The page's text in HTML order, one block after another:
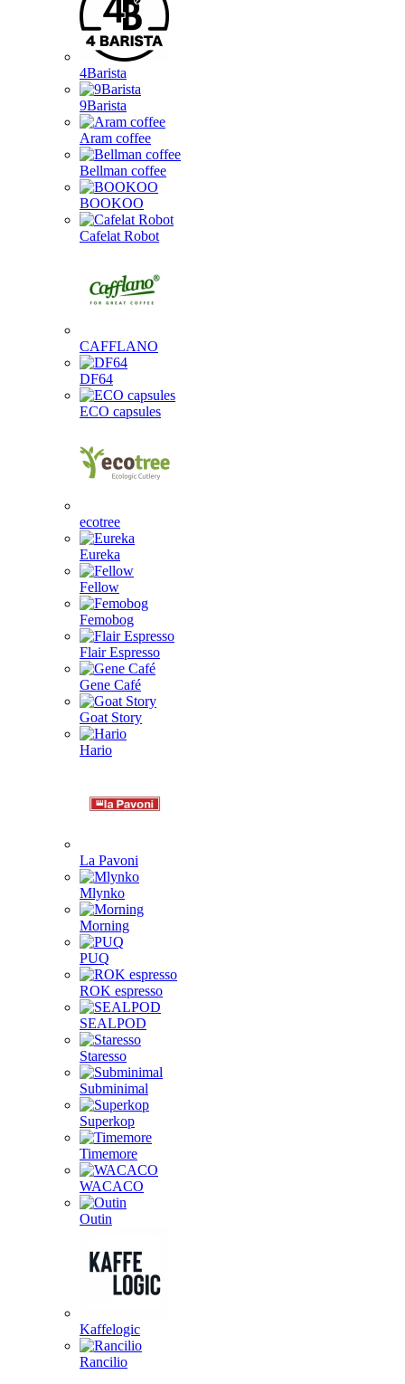
4Barista
9Barista
Aram coffee
Bellman coffee
BOOKOO
Cafelat Robot
CAFFLANO
DF64
ECO capsules
ecotree
Eureka
Fellow
Femobog
Flair Espresso
Gene Café
Goat Story
Hario
La Pavoni
Mlynko
Morning
PUQ
ROK espresso
SEALPOD
Staresso
Subminimal
Superkop
Timemore
WACACO
Outin
Kaffelogic
Rancilio